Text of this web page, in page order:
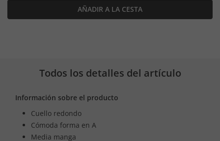
AÑADIR A LA CESTA
Todos los detalles del artículo
Información sobre el producto
Cuello redondo
Cómoda forma en A
Media manga